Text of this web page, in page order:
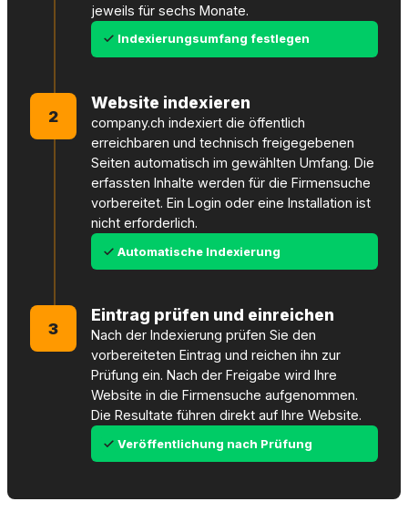
jeweils für sechs Monate.
Indexierungsumfang festlegen
2
Website indexieren
company.ch indexiert die öffentlich
erreichbaren und technisch freigegebenen
Seiten automatisch im gewählten Umfang. Die
erfassten Inhalte werden für die Firmensuche
vorbereitet. Ein Login oder eine Installation ist
nicht erforderlich.
Automatische Indexierung
3
Eintrag prüfen und einreichen
Nach der Indexierung prüfen Sie den
vorbereiteten Eintrag und reichen ihn zur
Prüfung ein. Nach der Freigabe wird Ihre
Website in die Firmensuche aufgenommen.
Die Resultate führen direkt auf Ihre Website.
Veröffentlichung nach Prüfung